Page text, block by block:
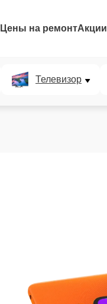
Цены на ремонтАкции
Телевизор